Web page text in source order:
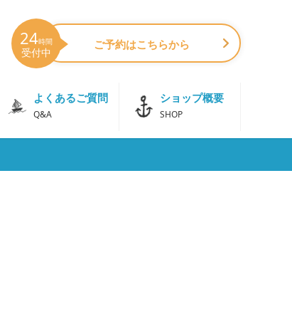
24時間
受付中
ご予約はこちらから
よくあるご質問
Q&A
ショップ概要
SHOP